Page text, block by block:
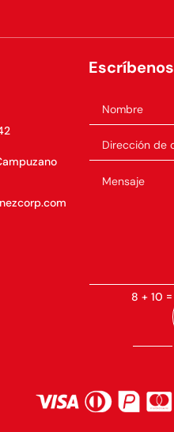
Escríbenos
8 + 10 =